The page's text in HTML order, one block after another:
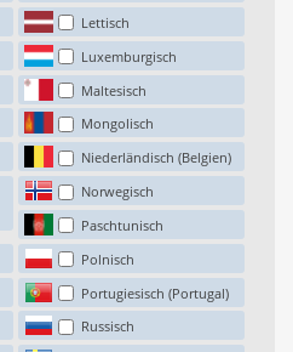
Lettisch
Luxemburgisch
Maltesisch
Mongolisch
Niederländisch (Belgien)
Norwegisch
Paschtunisch
Polnisch
Portugiesisch (Portugal)
Russisch